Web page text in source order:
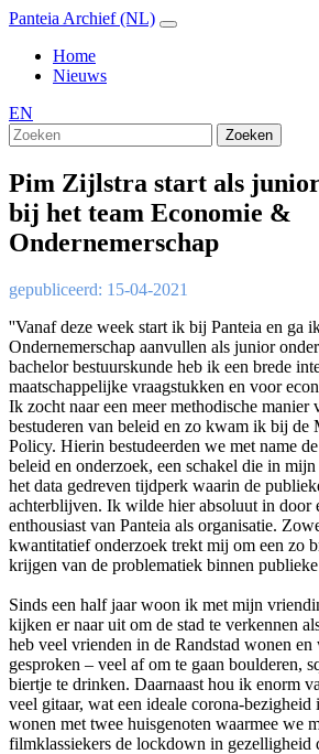
Panteia Archief (NL)
Home
Nieuws
EN
Zoeken
Pim Zijlstra start als
bij het team Economie &
Ondernemerschap
gepubliceerd: 15-04-2021
''Vanaf deze week start ik bij Panteia en ga
Ondernemerschap aanvullen als junior
bachelor bestuurskunde heb ik een brede
maatschappelijke vraagstukken en voor
Ik zocht naar een meer methodische manier
bestuderen van beleid en zo kwam ik bij de
Policy. Hierin bestudeerden we met name
beleid en onderzoek, een schakel die in
het data gedreven tijdperk waarin de
achterblijven. Ik wilde hier absoluut in door
enthousiast van Panteia als organisatie.
kwantitatief onderzoek trekt mij om een zo
krijgen van de problematiek binnen publieke
Sinds een half jaar woon ik met mijn
kijken er naar uit om de stad te verkennen
heb veel vrienden in de Randstad wonen en
gesproken – veel af om te gaan boulderen,
biertje te drinken. Daarnaast hou ik enorm
veel gitaar, wat een ideale corona-
wonen met twee huisgenoten waarmee we
filmklassiekers de lockdown in gezelligheid